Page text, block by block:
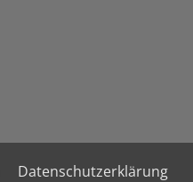
Datenschutzerklärung